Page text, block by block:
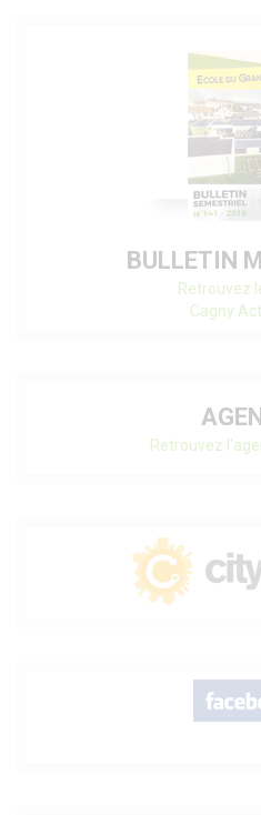
BULLETIN
Retrouvez
Cagny
Retrouvez